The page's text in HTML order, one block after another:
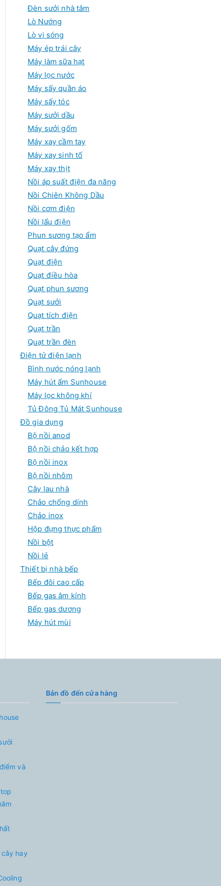
Đèn sưởi nhà tắm
Lò Nướng
Lò vi sóng
Máy ép trái cây
Máy làm sữa hạt
Máy lọc nước
Máy sấy quần áo
Máy sấy tóc
Máy sưởi dầu
Máy sưởi gốm
Máy xay cầm tay
Máy xay sinh tố
Máy xay thịt
Nồi áp suất điện đa năng
Nồi Chiên Không Dầu
Nồi cơm điện
Nồi lẩu điện
Phun sương tạo ẩm
Quạt cây đứng
Quạt điện
Quạt điều hòa
Quạt phun sương
Quạt sưởi
Quạt tích điện
Quạt trần
Quạt trần đèn
Điện tử điện lạnh
Bình nước nóng lạnh
Máy hút ẩm Sunhouse
Máy lọc không khí
Tủ Đông Tủ Mát Sunhouse
Đồ gia dụng
Bộ nồi anod
Bộ nồi chảo kết hợp
Bộ nồi inox
Bộ nồi nhôm
Cây lau nhà
Chảo chống dính
Chảo inox
Hộp đựng thực phẩm
Nồi bột
Nồi lẻ
Thiết bị nhà bếp
Bếp đôi cao cấp
Bếp gas âm kính
Bếp gas dương
Máy hút mùi
và
hay
Bản đồ đến cửa hàng